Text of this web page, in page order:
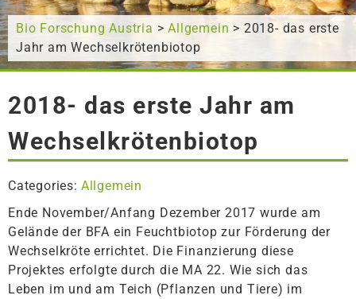
Bio Forschung Austria >Allgemein > 2018- das erste
Jahr am Wechselkrötenbiotop
2018- das erste Jahr am
Wechselkrötenbiotop
Categories: Allgemein
Ende November/Anfang Dezember 2017 wurde am
Gelände der BFA ein Feuchtbiotop zur Förderung der
Wechselkröte errichtet. Die Finanzierung diese
Projektes erfolgte durch die MA 22. Wie sich das
Leben im und am Teich (Pflanzen und Tiere) im